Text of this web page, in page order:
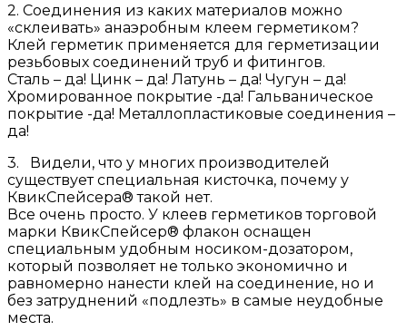
2. Соединения из каких материалов можно
«склеивать» анаэробным клеем герметиком?
Клей герметик применяется для герметизации
резьбовых соединений труб и фитингов.
Сталь – да! Цинк – да! Латунь – да! Чугун – да!
Хромированное покрытие -да! Гальваническое
покрытие -да! Металлопластиковые соединения –
да!
3. Видели, что у многих производителей
существует специальная кисточка, почему у
КвикСпейсeра® такой нет.
Все очень просто. У клеев герметиков торговой
марки КвикСпейсер® флакон оснащен
специальным удобным носиком-дозатором,
который позволяет не только экономично и
равномерно нанести клей на соединение, но и
без затруднений «подлезть» в самые неудобные
места.